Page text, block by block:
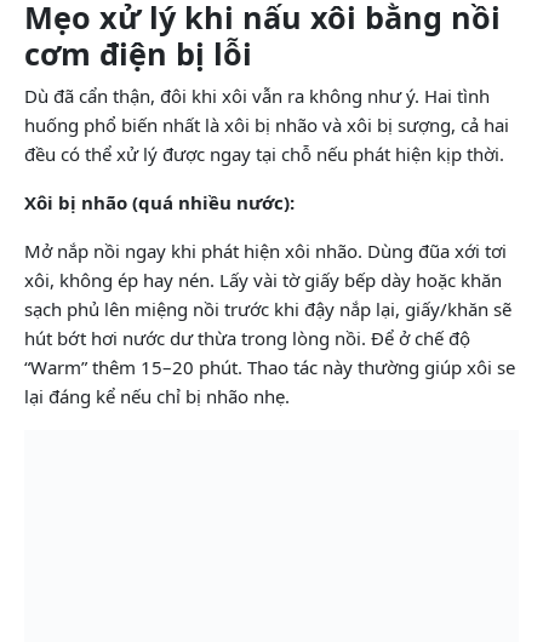
Mẹo xử lý khi nấu xôi bằng nồi
cơm điện bị lỗi
Dù đã cẩn thận, đôi khi xôi vẫn ra không như ý. Hai tình
huống phổ biến nhất là xôi bị nhão và xôi bị sượng, cả hai
đều có thể xử lý được ngay tại chỗ nếu phát hiện kịp thời.
Xôi bị nhão (quá nhiều nước):
Mở nắp nồi ngay khi phát hiện xôi nhão. Dùng đũa xới tơi
xôi, không ép hay nén. Lấy vài tờ giấy bếp dày hoặc khăn
sạch phủ lên miệng nồi trước khi đậy nắp lại, giấy/khăn sẽ
hút bớt hơi nước dư thừa trong lòng nồi. Để ở chế độ
“Warm” thêm 15–20 phút. Thao tác này thường giúp xôi se
lại đáng kể nếu chỉ bị nhão nhẹ.